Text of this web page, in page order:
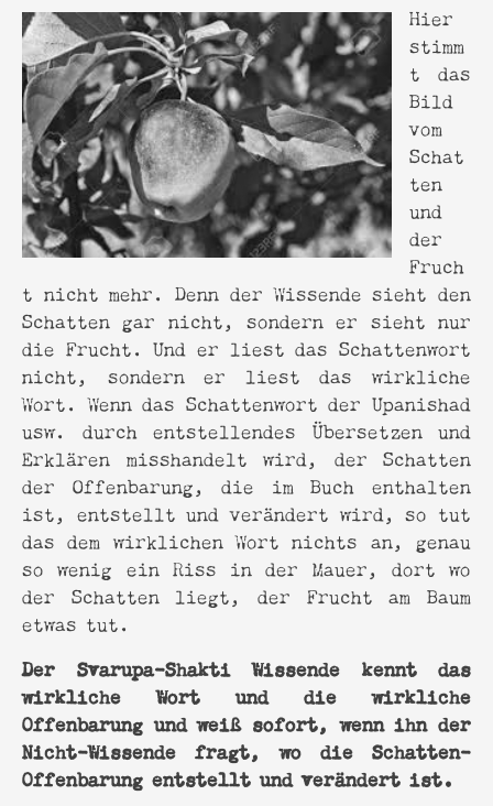
Hier
stimm
t das
Bild
vom
Schat
ten
und
der
Fruch
t nicht mehr. Denn der Wissende sieht den
Schatten gar nicht, sondern er sieht nur
die Frucht. Und er liest das Schattenwort
nicht, sondern er liest das wirkliche
Wort. Wenn das Schattenwort der Upanishad
usw. durch entstellendes Übersetzen und
Erklären misshandelt wird, der Schatten
der Offenbarung, die im Buch enthalten
ist, entstellt und verändert wird, so tut
das dem wirklichen Wort nichts an, genau
so wenig ein Riss in der Mauer, dort wo
der Schatten liegt, der Frucht am Baum
etwas tut.
Der Svarupa-Shakti Wissende kennt das
wirkliche Wort und die wirkliche
Offenbarung und weiß sofort, wenn ihn der
Nicht-Wissende fragt, wo die Schatten-
Offenbarung entstellt und verändert ist.